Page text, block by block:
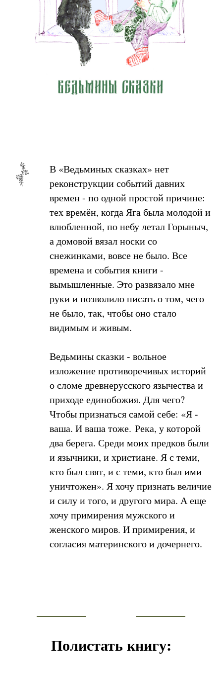
В «Ведьминых сказках» нет
реконструкции событий давних
времен - по одной простой причине:
тех времён, когда Яга была молодой и
влюбленной, по небу летал Горыныч,
а домовой вязал носки со
снежинками, вовсе не было. Все
времена и события книги -
вымышленные. Это развязало мне
руки и позволило писать о том, чего
не было, так, чтобы оно стало
видимым и живым.
Ведьмины сказки - вольное
изложение противоречивых историй
о сломе древнерусского язычества и
приходе единобожия. Для чего?
Чтобы признаться самой себе: «Я -
ваша. И ваша тоже. Река, у которой
два берега. Среди моих предков были
и язычники, и христиане. Я с теми,
кто был свят, и с теми, кто был ими
уничтожен». Я хочу признать величие
и силу и того, и другого мира. А еще
хочу примирения мужского и
женского миров. И примирения, и
согласия материнского и дочернего.
Полистать книгу: